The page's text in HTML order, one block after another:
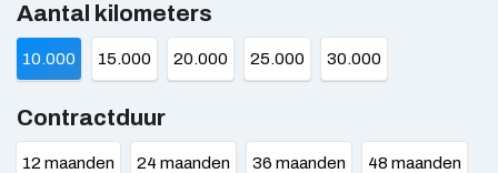
Aantal kilometers
10.000 15.000 20.000 25.000 30.000
Contractduur
12 maanden 24 maanden 36 maanden 48 maanden